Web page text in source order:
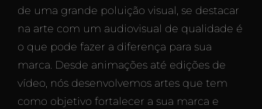
de uma grande poluição visual, se destacar
na arte com um audiovisual de qualidade é
o que pode fazer a diferença para sua
marca. Desde animações até edições de
vídeo, nós desenvolvemos artes que tem
como objetivo fortalecer a sua marca e